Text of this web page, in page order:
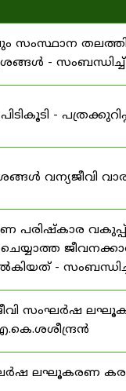
സംസ്ഥാന
- സംബന്ധിച്ച്
-
വന്യജീവി
പരിഷ്കാര വകുപ്പ്
-
സംഘർഷ
ലഘൂകരണ കരട്